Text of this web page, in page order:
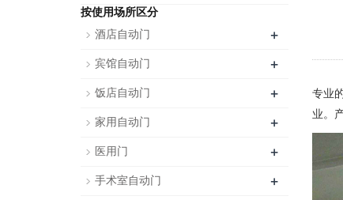
专业
业。
按使用场所区分
酒店自动门
+
宾馆自动门 +
饭店自动门 +
家用自动门 +
医用门 +
手术室自动门 +